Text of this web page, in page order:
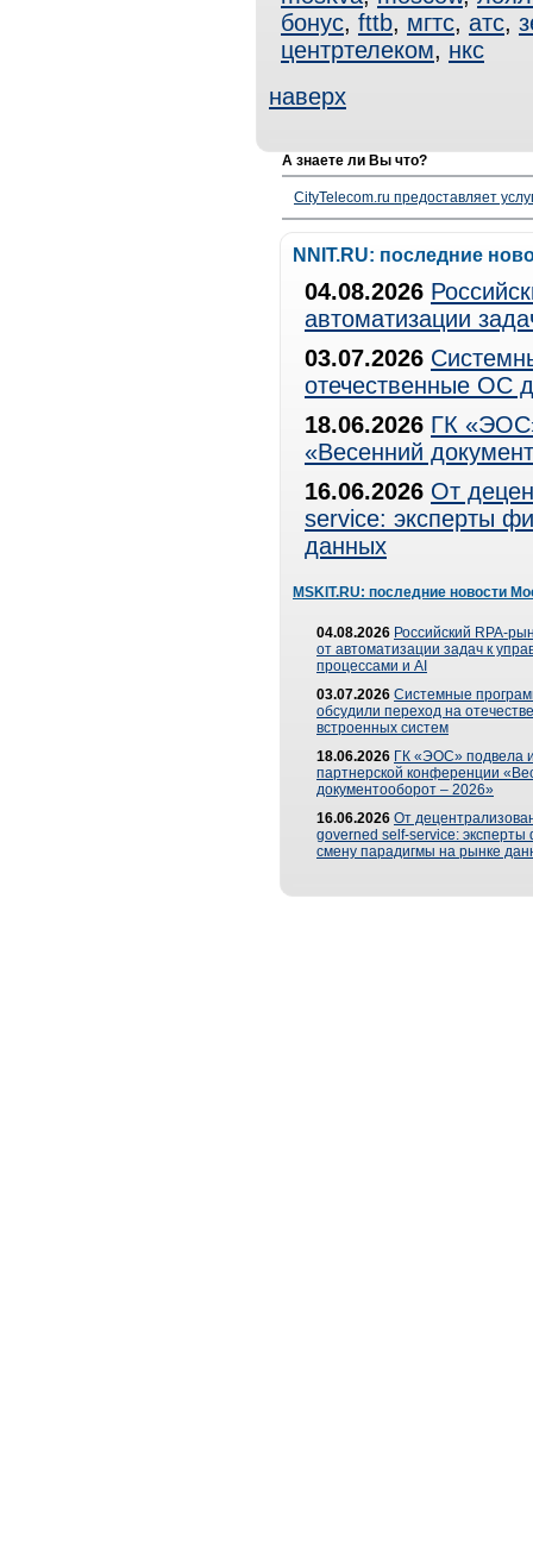
бонус, fttb, мгтс, атс,
центртелеком, нкс
наверх
А знаете ли Вы что?
CityTelecom.ru предоставляет
NNIT.RU: последние
04.08.2026
автоматизации
03.07.2026
отечественные ОС
18.06.2026 ГК
«Весенний
16.06.2026 От
service: эксперты
данных
MSKIT.RU: последние новости
04.08.2026 Российский RPA-
от автоматизации задач к
процессами и AI
03.07.2026 Системные
обсудили переход на
встроенных систем
18.06.2026 ГК «ЭОС» подвела
партнерской конференции
документооборот – 2026»
16.06.2026 От
governed self-service: эксперты
смену парадигмы на рынке